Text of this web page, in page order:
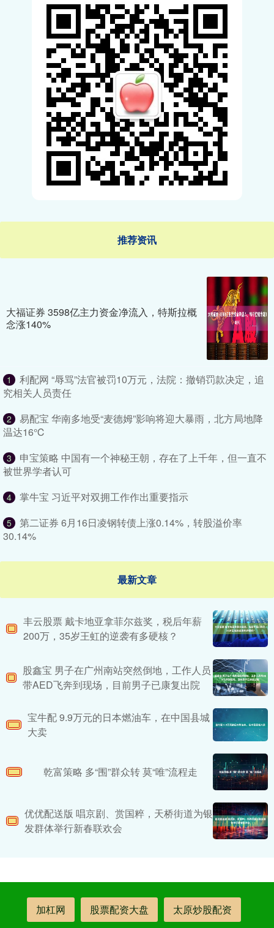
推荐资讯
大福证券 3598亿主力资金净流入，特斯拉概
念涨140%
1
利配网 “辱骂”法官被罚10万元，法院：撤销罚款决定，追
究相关人员责任
2
易配宝 华南多地受“麦德姆”影响将迎大暴雨，北方局地降
温达16℃
3
申宝策略 中国有一个神秘王朝，存在了上千年，但一直不
被世界学者认可
4 掌牛宝 习近平对双拥工作作出重要指示
5
第二证券 6月16日凌钢转债上涨0.14%，转股溢价率
30.14%
最新文章
丰云股票 戴卡地亚拿菲尔兹奖，税后年薪
200万，35岁王虹的逆袭有多硬核？
股鑫宝 男子在广州南站突然倒地，工作人员
带AED飞奔到现场，目前男子已康复出院
宝牛配 9.9万元的日本燃油车，在中国县城
大卖
乾富策略 多“围”群众转 莫“唯”流程走
优优配送版 唱京剧、赏国粹，天桥街道为银
发群体举行新春联欢会
加杠网 股票配资大盘 太原炒股配资